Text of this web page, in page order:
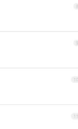
8
9
10
11